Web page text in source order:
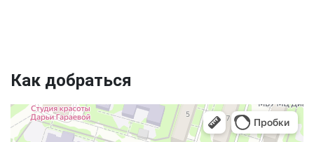
Как добраться